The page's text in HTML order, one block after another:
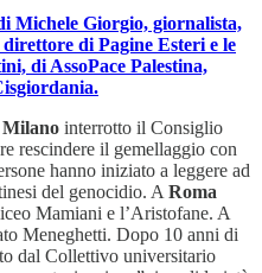
Michele Giorgio, giornalista,
di Pagine Esteri e le
di AssoPace Palestina,
Milano interrotto il Consiglio
rescindere il gemellaggio con
hanno iniziato a leggere ad
del genocidio. A Roma
Mamiani e l’Aristofane. A
Meneghetti. Dopo 10 anni di
dal Collettivo universitario